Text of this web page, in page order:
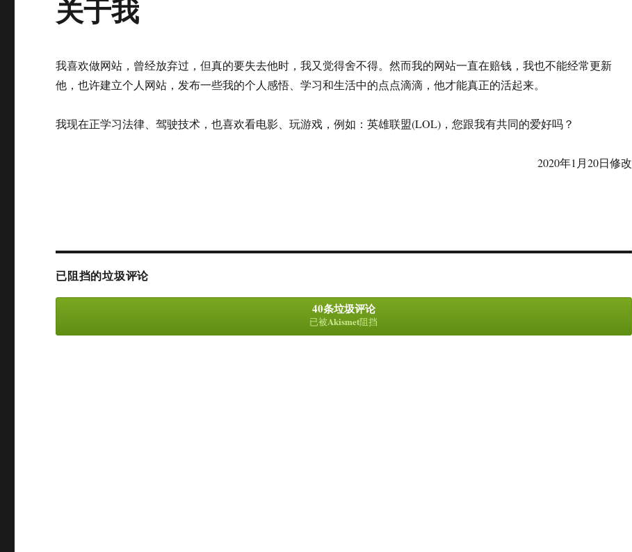
关于我
我喜欢做网站，曾经放弃过，但真的要失去他时，我又觉得舍不得。然而我的网站一直在赔钱，我也不能经常更新
他，也许建立个人网站，发布一些我的个人感悟、学习和生活中的点点滴滴，他才能真正的活起来。
我现在正学习法律、驾驶技术，也喜欢看电影、玩游戏，例如：英雄联盟(LOL)，您跟我有共同的爱好吗？
2020年1月20日修改
已阻挡的垃圾评论
40条垃圾评论
已被Akismet阻挡